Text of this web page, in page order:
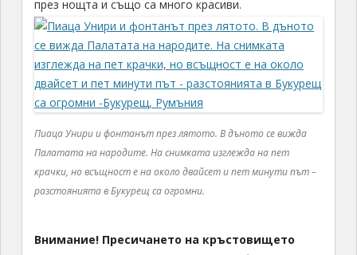
през нощта и също са много красиви.
Пиаца Унири и фонтанът през лятото. В дъното се вижда
Палатата на народите. На снимката изглежда на пет
крачки, но всъщност е на около двайсет и пет минути път –
разстоянията в Букурещ са огромни.
Внимание!Пресичането на кръстовището